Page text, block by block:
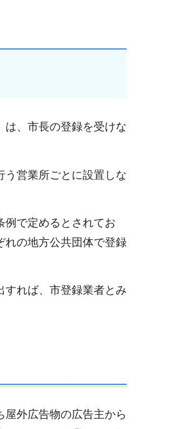
は、市長の登録を受けな
う営業所ごとに設置しな
例で定めるとされてお
れの地方公共団体で登録
すれば、市登録業者とみ
外広告物の広告主から